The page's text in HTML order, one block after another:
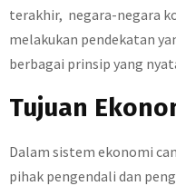
terakhir, negara-negara
melakukan pendekatan
berbagai prinsip yang
Tujuan
Dalam sistem ekonomi
pihak pengendali dan